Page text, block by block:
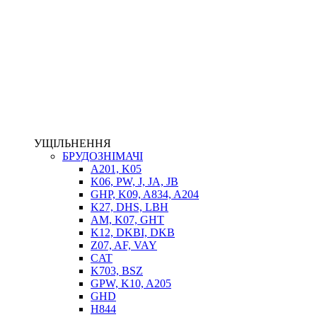
ВТУЛКИ
УЩІЛЬНЕННЯ
БРУДОЗНІМАЧІ
A201, K05
K06, PW, J, JA, JB
GHP, K09, A834, A204
K27, DHS, LBH
AM, K07, GHT
K12, DKBI, DKB
Z07, AF, VAY
CAT
K703, BSZ
GPW, K10, A205
GHD
H844